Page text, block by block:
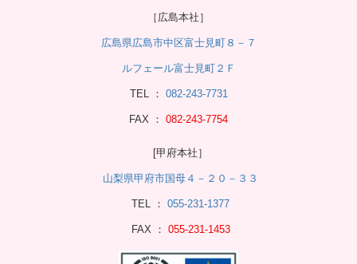
［広島本社］
広島県広島市中区富士見町８－７
ルフェール富士見町２Ｆ
TEL ： 082-243-7731
FAX ： 082-243-7754
[甲府本社］
山梨県甲府市国母４－２０－３３
TEL ： 055-231-1377
FAX ： 055-231-1453